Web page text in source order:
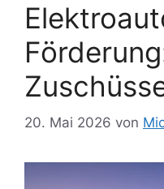
20. Mai 2026 von